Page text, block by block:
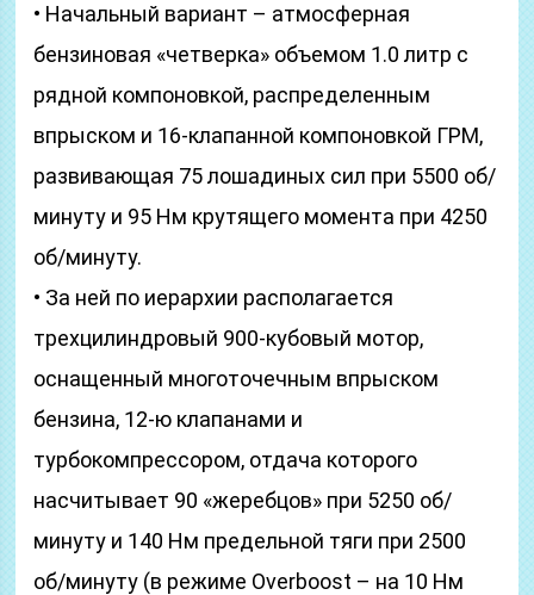
• Начальный вариант – атмосферная
бензиновая «четверка» объемом 1.0 литр с
рядной компоновкой, распределенным
впрыском и 16-клапанной компоновкой ГРМ,
развивающая 75 лошадиных сил при 5500 об/
минуту и 95 Нм крутящего момента при 4250
об/минуту.
• За ней по иерархии располагается
трехцилиндровый 900-кубовый мотор,
оснащенный многоточечным впрыском
бензина, 12-ю клапанами и
турбокомпрессором, отдача которого
насчитывает 90 «жеребцов» при 5250 об/
минуту и 140 Нм предельной тяги при 2500
об/минуту (в режиме Overboost – на 10 Нм